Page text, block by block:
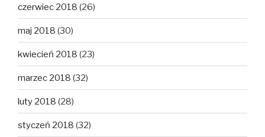
czerwiec 2018 (26)
maj 2018 (30)
kwiecień 2018 (23)
marzec 2018 (32)
luty 2018 (28)
styczeń 2018 (32)